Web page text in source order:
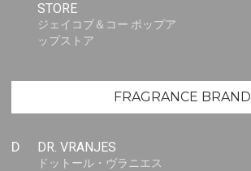
STORE
ジェイコブ＆コー ポップア
ップストア
FRAGRANCE BRAND
D DR. VRANJES
ドットール・ヴラニエス